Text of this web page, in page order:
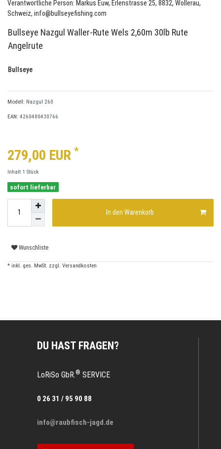
Verantwortliche Person: Markus Euw, Erlenstrasse 25, 8832, Wollerau,
Schweiz, info@bullseyefishing.com
Bullseye Nazgul Waller-Rute Wels 2,60m 30lb Rute
Angelrute
Bullseye
Modell: Nazgul 260
EAN: 4260480430766
279,00 EUR *
Inhalt 1 Stück
sofort lieferbar
In den Warenkorb
Wunschliste
* inkl. ges. MwSt. zzgl. Versandkosten
DU HAST FRAGEN?
LoRiSo GbR.® SERVICE
0 26 31 / 95 90 88
info@raubfisch-jagd.de